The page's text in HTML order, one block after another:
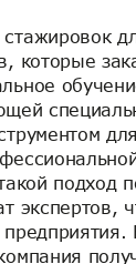
которые
подход
экспертов,